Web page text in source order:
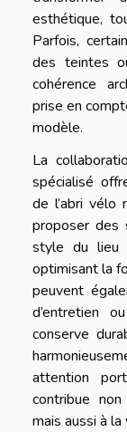
esthétique,
Parfois,
des teintes
cohérence
prise en
modèle.
La
spécialisé
de l’abri vélo
proposer des
style du lieu
optimisant la
peuvent
d’entretien
conserve
attention
contribue
mais aussi à